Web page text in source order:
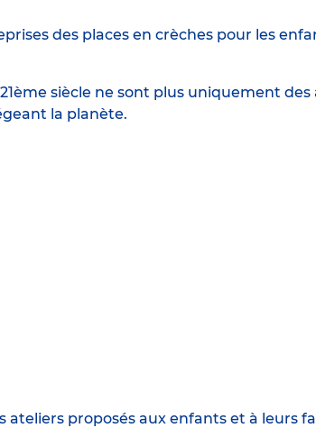
des places en crèches pour les
siècle ne sont plus uniquement
la planète.
proposés aux enfants et à leurs